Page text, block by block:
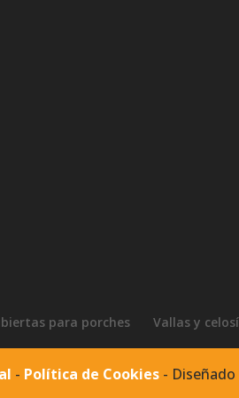
para porches Vallas y
- Política de Cookies- Diseñado